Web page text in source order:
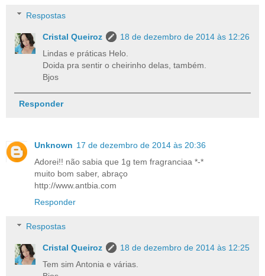
Respostas
Cristal Queiroz
18 de dezembro de 2014 às 12:26
Lindas e práticas Helo.
Doida pra sentir o cheirinho delas, também.
Bjos
Responder
Unknown 17 de dezembro de 2014 às 20:36
Adorei!! não sabia que 1g tem fragranciaa *-*
muito bom saber, abraço
http://www.antbia.com
Responder
Respostas
Cristal Queiroz
18 de dezembro de 2014 às 12:25
Tem sim Antonia e várias.